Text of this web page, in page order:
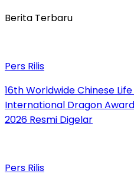
Berita Terbaru
Pers Rilis
16th Worldwide Chinese
International Dragon
2026 Resmi Digelar
Pers Rilis